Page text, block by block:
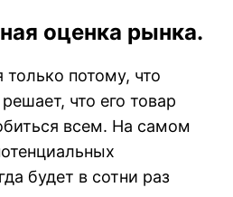
оценка рынка.
только потому, что
что его товар
всем. На самом
будет в сотни раз